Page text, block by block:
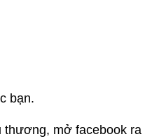
Kiếm lúc 11h hôm
đang lo lắm.
cháu xin liên hệ với
số 2 Tràng